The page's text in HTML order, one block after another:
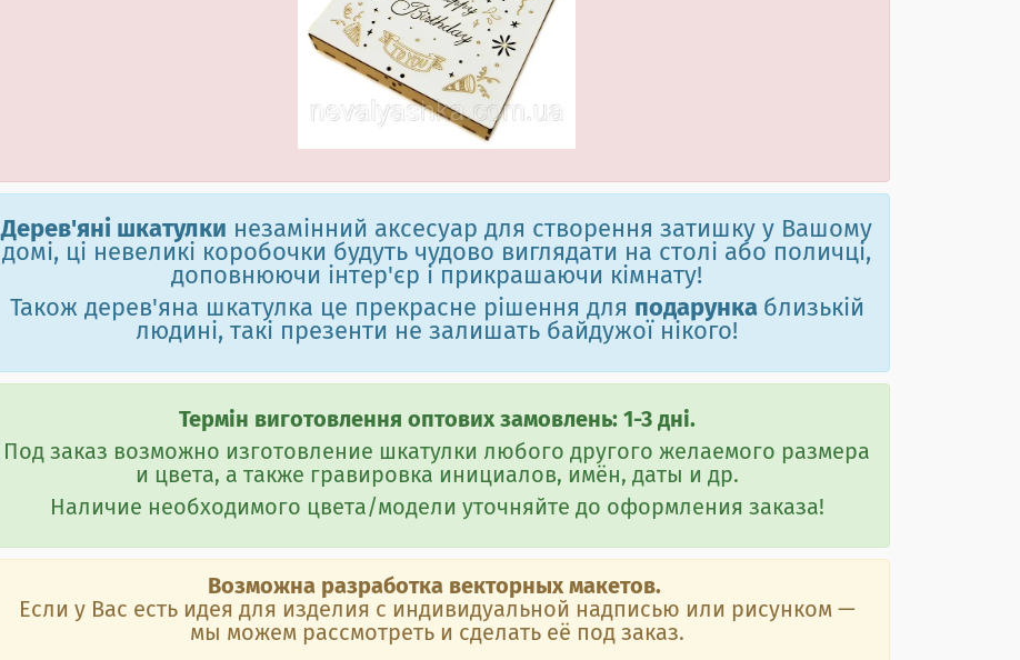
Дерев'яні шкатулки незамінний аксесуар для створення затишку у Вашому
домі, ці невеликі коробочки будуть чудово виглядати на столі або поличці,
доповнюючи інтер'єр і прикрашаючи кімнату!
Також дерев'яна шкатулка це прекрасне рішення для подарунка близькій
людині, такі презенти не залишать байдужої нікого!
Термін виготовлення оптових замовлень: 1-3 дні.
Под заказ возможно изготовление шкатулки любого другого желаемого размера
и цвета, а также гравировка инициалов, имён, даты и др.
Наличие необходимого цвета/модели уточняйте до оформления заказа!
Возможна разработка векторных макетов.
Если у Вас есть идея для изделия с индивидуальной надписью или рисунком —
мы можем рассмотреть и сделать её под заказ.